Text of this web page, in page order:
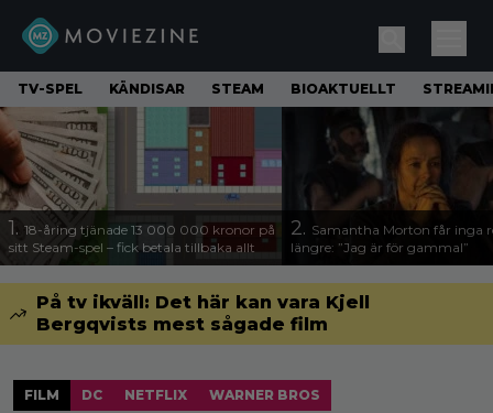
TV-SPEL KÄNDISAR STEAM BIOAKTUELLT
1. 18-åring tjänade 13 000 000 kronor på
sitt Steam-spel – fick betala tillbaka allt
2. Samantha Morton får inga
längre: ”Jag är för gammal”
På tv ikväll: Det här kan vara Kjell
Bergqvists mest sågade film
FILM DC NETFLIX WARNER BROS